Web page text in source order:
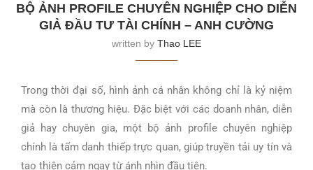
BỘ ẢNH PROFILE CHUYÊN NGHIỆP CHO DIỄN
GIẢ ĐẦU TƯ TÀI CHÍNH – ANH CƯỜNG
written by Thao LEE
Trong thời đại số, hình ảnh cá nhân không chỉ là kỷ niệm
mà còn là thương hiệu. Đặc biệt với các doanh nhân, diễn
giả hay chuyên gia, một bộ ảnh profile chuyên nghiệp
chính là tấm danh thiếp trực quan, giúp truyền tải uy tín và
tạo thiện cảm ngay từ ánh nhìn đầu tiên.